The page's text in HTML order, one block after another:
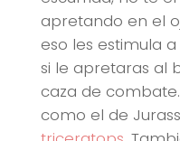
apretando en el
eso les estimula
si le apretaras al
caza de
como el de